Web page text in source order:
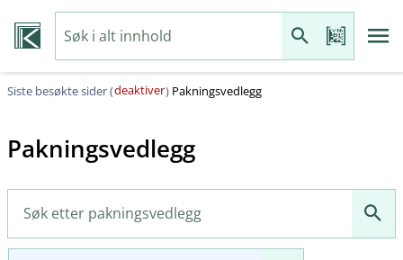
Siste besøkte sider (deaktiver) Pakningsvedlegg
Pakningsvedlegg